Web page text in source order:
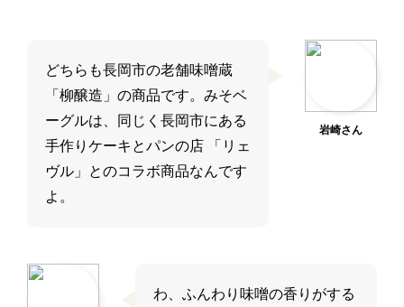
岩崎さん
どちらも長岡市の老舗味噌蔵
「柳醸造」の商品です。みそベ
ーグルは、同じく長岡市にある
手作りケーキとパンの店 「リェ
ヴル」とのコラボ商品なんです
よ。
わ、ふんわり味噌の香りがする